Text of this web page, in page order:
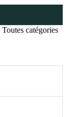
Toutes catégories